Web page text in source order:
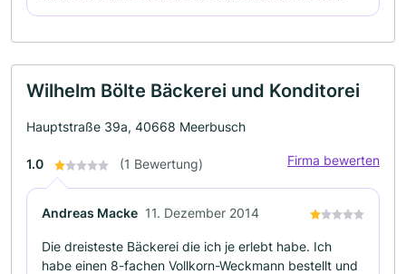
Wilhelm Bölte Bäckerei und Konditorei
Hauptstraße 39a, 40668 Meerbusch
1.0 (1 Bewertung) Firma bewerten
Andreas Macke 11. Dezember 2014
Die dreisteste Bäckerei die ich je erlebt habe. Ich
habe einen 8-fachen Vollkorn-Weckmann bestellt und